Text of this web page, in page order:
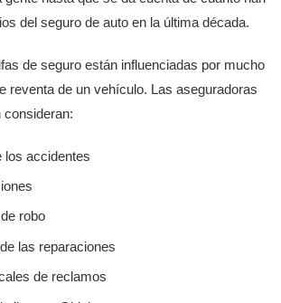
del seguro de auto en la última década.
de seguro están influenciadas por mucho
reventa de un vehículo. Las aseguradoras
consideran:
los accidentes
robo
las reparaciones
de reclamos